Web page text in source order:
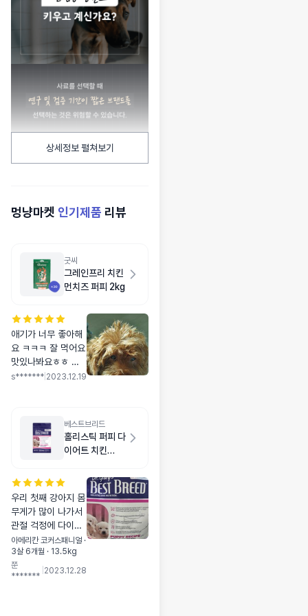
상세정보 펼쳐보기
멍냥마켓 인기제품 리뷰
굿씨
그레인프리 치킨
먼치즈 퍼피 2kg
애기가 너무 좋아해
요 ㅋㅋㅋ 잘 먹어요
맛있나봐요ㅎㅎ 소
화도 문제 없고 쭉
신나서 침대에 부비
부비한 강쥐사진입
s******* 2023.12.19
베스트브리드
홀리스틱 퍼피 다
이어트 치킨
우리 첫째 강아지 몸
무게가 많이 나가서
관절 걱정에 다이어
트 시키려고 주문했
어요. 이제 곧 한살
인데 활동량 더 늘려
아메리칸 코커스패니얼 ·
3살 6개월 · 13.5kg
쭌
*******
2023.12.28